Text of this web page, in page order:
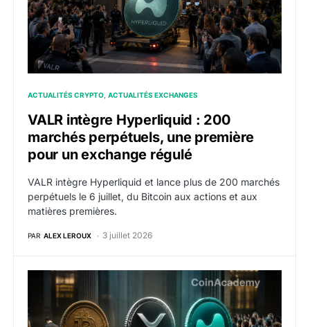
ACTUALITÉS CRYPTO ACTUALITÉS EXCHANGES
VALR intègre Hyperliquid : 200
marchés perpétuels, une première
pour un exchange régulé
VALR intègre Hyperliquid et lance plus de 200 marchés
perpétuels le 6 juillet, du Bitcoin aux actions et aux
matières premières.
PAR ALEX LEROUX 3 juillet 2026
XRP et HYPE tiennent bon quand les investisseurs